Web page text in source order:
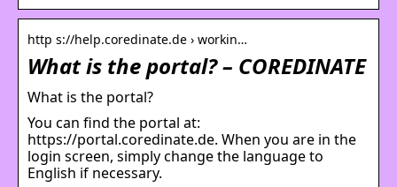
http s://help.coredinate.de › workin…
What is the portal? – COREDINATE
What is the portal?
You can find the portal at:
https://portal.coredinate.de. When you are in the
login screen, simply change the language to
English if necessary.